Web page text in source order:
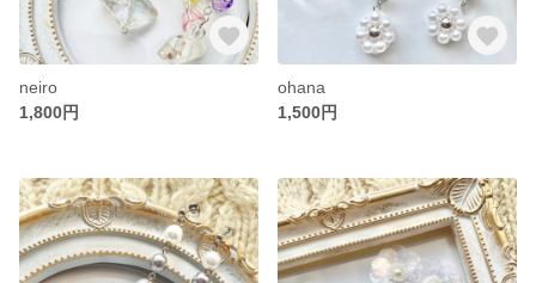
neiro
1,800円
ohana
1,500円